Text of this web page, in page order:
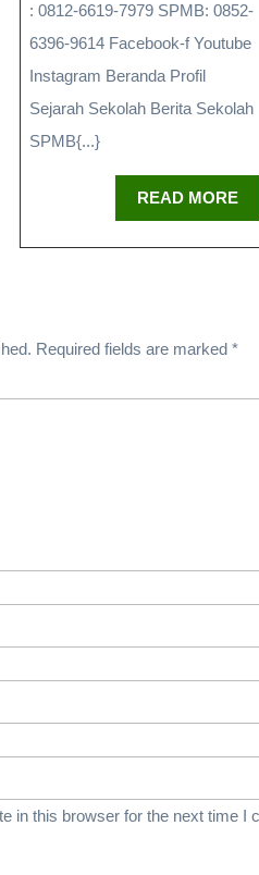
: 0812-6619-7979 SPMB: 0852-
6396-9614 Facebook-f Youtube
Instagram Beranda Profil
Sejarah Sekolah Berita Sekolah
SPMB{...}
READ MORE
Required fields are marked *
in this browser for the next time I